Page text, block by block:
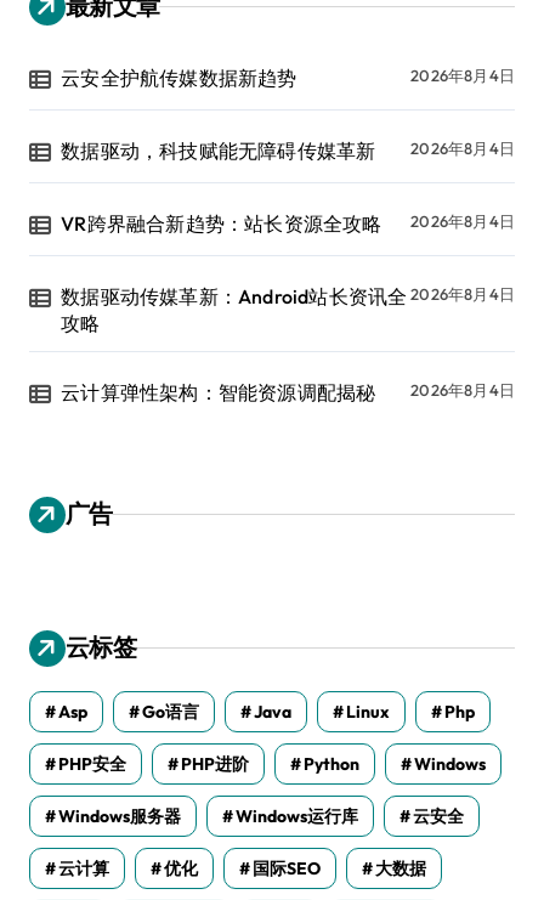
云安全护航传媒数据新趋势 2026年8月4日
数据驱动，科技赋能无障碍传媒革新 2026年8月4日
VR跨界融合新趋势：站长资源全攻略 2026年8月4日
数据驱动传媒革新：Android站长资讯全
攻略
2026年8月4日
云计算弹性架构：智能资源调配揭秘 2026年8月4日
广告
云标签
Asp Go语言 Java Linux Php
PHP安全 PHP进阶 Python Windows
Windows服务器 Windows运行库 云安全
云计算 优化 国际SEO 大数据